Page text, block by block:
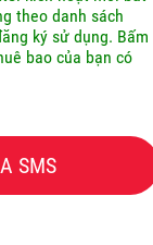
theo danh sách
ký sử dụng. Bấm
bao của bạn có
SMS